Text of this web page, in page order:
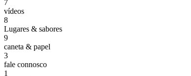
7
vídeos
8
Lugares & sabores
9
caneta & papel
3
fale connosco
1